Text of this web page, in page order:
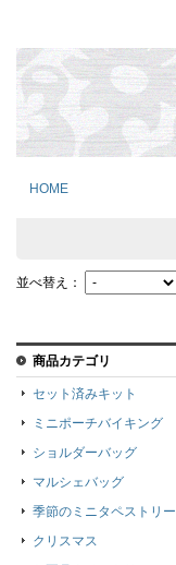
HOME
並べ替え：
商品カテゴリ
セット済みキット
ミニポーチバイキング
ショルダーバッグ
マルシェバッグ
季節のミニタペストリー
クリスマス